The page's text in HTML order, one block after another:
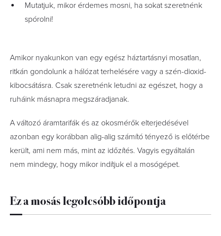
Mutatjuk, mikor érdemes mosni, ha sokat szeretnénk
spórolni!
Amikor nyakunkon van egy egész háztartásnyi mosatlan,
ritkán gondolunk a hálózat terhelésére vagy a szén-dioxid-
kibocsátásra. Csak szeretnénk letudni az egészet, hogy a
ruháink másnapra megszáradjanak.
A változó áramtarifák és az okosmérők elterjedésével
azonban egy korábban alig-alig számító tényező is előtérbe
került, ami nem más, mint az időzítés. Vagyis egyáltalán
nem mindegy, hogy mikor indítjuk el a mosógépet.
Ez a mosás legolcsóbb időpontja